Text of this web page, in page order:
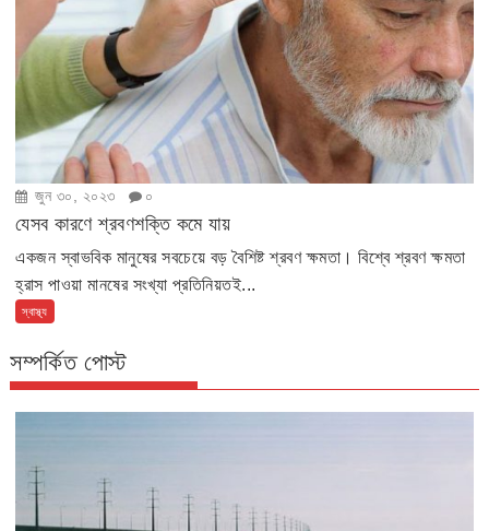
জুন ৩০, ২০২৩ ০
যেসব কারণে শ্রবণশক্তি কমে যায়
একজন স্বাভবিক মানুষের সবচেয়ে বড় বৈশিষ্ট শ্রবণ ক্ষমতা। বিশ্বে শ্রবণ ক্ষমতা
হ্রাস পাওয়া মানষের সংখ্যা প্রতিনিয়তই...
স্বাস্থ্য
সম্পর্কিত পোস্ট